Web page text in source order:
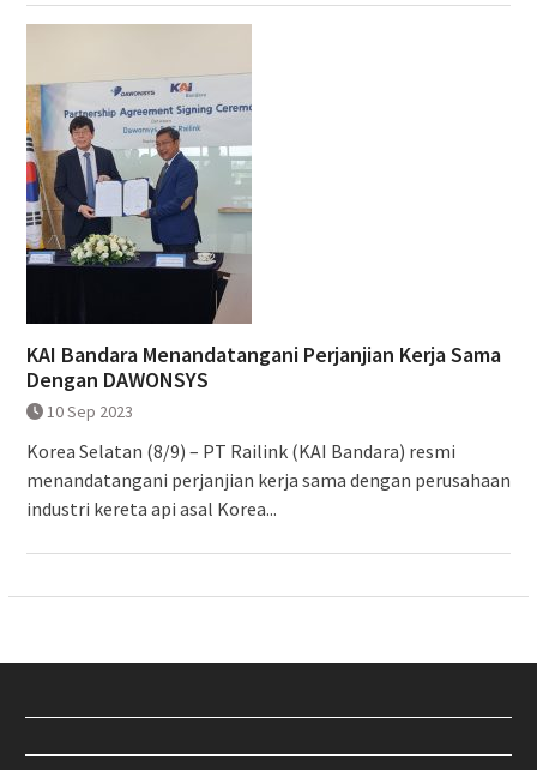
KAI Bandara Menandatangani Perjanjian Kerja Sama
Dengan DAWONSYS
10 Sep 2023
Korea Selatan (8/9) – PT Railink (KAI Bandara) resmi
menandatangani perjanjian kerja sama dengan perusahaan
industri kereta api asal Korea...